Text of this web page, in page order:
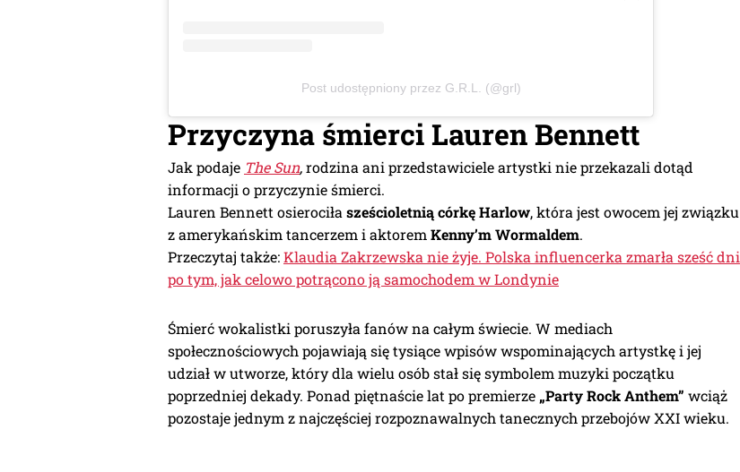
Post udostępniony przez G.R.L. (@grl)
Przyczyna śmierci Lauren Bennett
Jak podaje The Sun,rodzina ani przedstawiciele artystki nie przekazali dotąd
informacji o przyczynie śmierci.
Lauren Bennett osierociła sześcioletnią córkę Harlow, która jest owocem jej związku
z amerykańskim tancerzem i aktorem Kenny’m Wormaldem.
Przeczytaj także:Klaudia Zakrzewska nie żyje. Polska influencerka zmarła sześć dni
po tym, jak celowo potrącono ją samochodem w Londynie
Śmierć wokalistki poruszyła fanów na całym świecie. W mediach
społecznościowych pojawiają się tysiące wpisów wspominających artystkę i jej
udział w utworze, który dla wielu osób stał się symbolem muzyki początku
poprzedniej dekady. Ponad piętnaście lat po premierze „Party Rock Anthem” wciąż
pozostaje jednym z najczęściej rozpoznawalnych tanecznych przebojów XXI wieku.